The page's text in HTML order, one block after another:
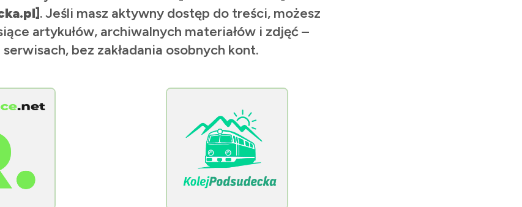
. Jeśli masz aktywny dostęp do treści, możesz
artykułów, archiwalnych materiałów i zdjęć –
bez zakładania osobnych kont.